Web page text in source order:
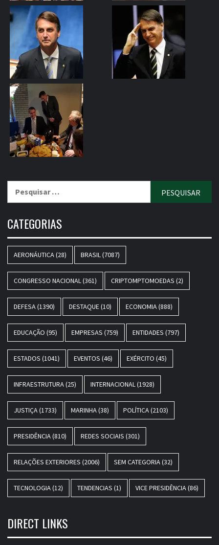
CATEGORIAS
AERONÁUTICA(28) BRASIL(7087)
CONGRESSO NACIONAL(361) CRIPTOMPTOMOEDAS (2)
DEFESA(1390) DESTAQUE(10) ECONOMIA(888)
EDUCAÇÃO (95) EMPRESAS (759) ENTIDADES (797)
ESTADOS (1041) EVENTOS (46) EXÉRCITO (45)
INFRAESTRUTURA(25) INTERNACIONAL(1928)
JUSTIÇA(1733) MARINHA(38) POLÍTICA(2103)
PRESIDÊNCIA(810) REDES SOCIAIS (301)
RELAÇÕES EXTERIORES (2006) SEM CATEGORIA(32)
TECNOLOGIA(12) TENDENCIAS (1) VICE PRESIDÊNCIA(86)
DIRECT LINKS